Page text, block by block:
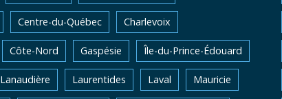
Centre-du-Québec Charlevoix
Côte-Nord Gaspésie Île-du-Prince-Édouard
Lanaudière Laurentides Laval Mauricie